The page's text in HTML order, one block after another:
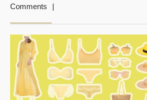
2017
Comments
|